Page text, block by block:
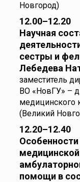
Новгород)
12.00–12.20
Научная
сестры и
Лебедева
заместитель
ВО «НовГУ» –
медицинского
(Великий
12.20–12.40
помощи в